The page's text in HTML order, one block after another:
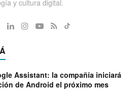
y cultura digital.
Assistant: la compañía iniciará
de Android el próximo mes